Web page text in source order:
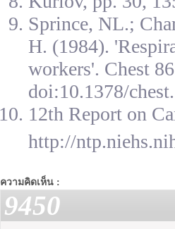
Sprince, NL.;
H. (1984).
workers'. Chest
doi:10.1378/
12th Report on
http://
ความคิดเห็น :
9450